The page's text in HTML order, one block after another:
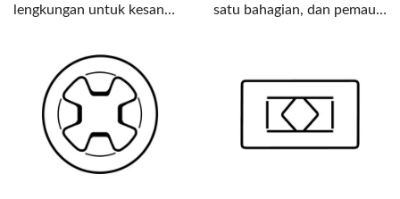
lengkungan untuk kesan
satu bahagian, dan pemaut